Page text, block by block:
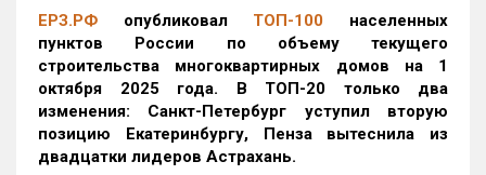
ЕРЗ.РФ опубликовал ТОП-100 населенных
пунктов России по объему текущего
строительства многоквартирных домов на 1
октября 2025 года. В ТОП-20 только два
изменения: Санкт-Петербург уступил вторую
позицию Екатеринбургу, Пенза вытеснила из
двадцатки лидеров Астрахань.